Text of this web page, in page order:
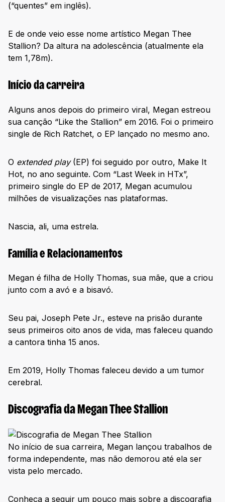
(“quentes” em inglês).
E de onde veio esse nome artístico Megan Thee
Stallion? Da altura na adolescência (atualmente ela
tem 1,78m).
Início da carreira
Alguns anos depois do primeiro viral, Megan estreou
sua canção “Like the Stallion” em 2016. Foi o primeiro
single de Rich Ratchet, o EP lançado no mesmo ano.
O extended play (EP) foi seguido por outro, Make It
Hot, no ano seguinte. Com “Last Week in HTx”,
primeiro single do EP de 2017, Megan acumulou
milhões de visualizações nas plataformas.
Nascia, ali, uma estrela.
Família e Relacionamentos
Megan é filha de Holly Thomas, sua mãe, que a criou
junto com a avó e a bisavó.
Seu pai, Joseph Pete Jr., esteve na prisão durante
seus primeiros oito anos de vida, mas faleceu quando
a cantora tinha 15 anos.
Em 2019, Holly Thomas faleceu devido a um tumor
cerebral.
Discografia da Megan Thee Stallion
No início de sua carreira, Megan lançou trabalhos de
forma independente, mas não demorou até ela ser
vista pelo mercado.
Conheça a seguir um pouco mais sobre a discografia